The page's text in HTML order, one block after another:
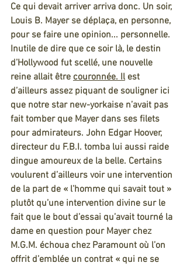
Ce qui devait arriver arriva donc. Un soir,
Louis B. Mayer se déplaça, en personne,
pour se faire une opinion... personnelle.
Inutile de dire que ce soir là, le destin
d’Hollywood fut scellé, une nouvelle
reine allait être couronnée. Il est
d’ailleurs assez piquant de souligner ici
que notre star new-yorkaise n’avait pas
fait tomber que Mayer dans ses filets
pour admirateurs. John Edgar Hoover,
directeur du F.B.I. tomba lui aussi raide
dingue amoureux de la belle. Certains
voulurent d’ailleurs voir une intervention
de la part de « l’homme qui savait tout »
plutôt qu’une intervention divine sur le
fait que le bout d’essai qu’avait tourné la
dame en question pour Mayer chez
M.G.M. échoua chez Paramount où l’on
offrit d’emblée un contrat « qui ne se